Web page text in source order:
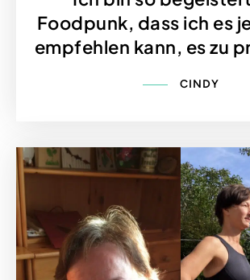
Foodpunk, dass ich es
empfehlen kann, es zu
CINDY